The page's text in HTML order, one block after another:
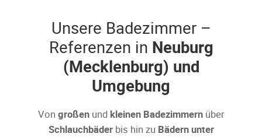
Unsere Badezimmer –
Referenzen in Neuburg
(Mecklenburg) und
Umgebung
Von großenund kleinen Badezimmernüber
Schlauchbäderbis hin zu Bädern unter